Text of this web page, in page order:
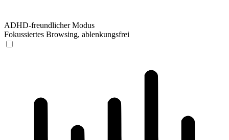
ADHD-freundlicher Modus
Fokussiertes Browsing, ablenkungsfrei